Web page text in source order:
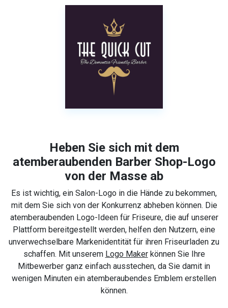
Heben Sie sich mit dem
atemberaubenden Barber Shop-Logo
von der Masse ab
Es ist wichtig, ein Salon-Logo in die Hände zu bekommen,
mit dem Sie sich von der Konkurrenz abheben können. Die
atemberaubenden Logo-Ideen für Friseure, die auf unserer
Plattform bereitgestellt werden, helfen den Nutzern, eine
unverwechselbare Markenidentität für ihren Friseurladen zu
schaffen. Mit unserem Logo Makerkönnen Sie Ihre
Mitbewerber ganz einfach ausstechen, da Sie damit in
wenigen Minuten ein atemberaubendes Emblem erstellen
können.